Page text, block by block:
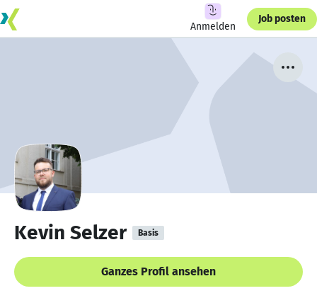
Anmelden
Job posten
Kevin Selzer Basis
Ganzes Profil ansehen